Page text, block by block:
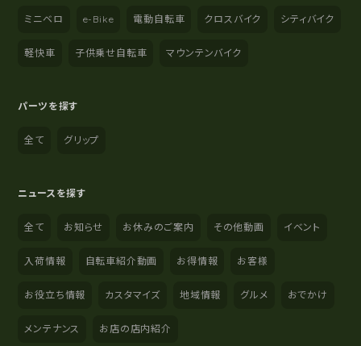
ミニベロ e-Bike 電動自転車 クロスバイク シティバイク
軽快車 子供乗せ自転車 マウンテンバイク
パーツを探す
全て グリップ
ニュースを探す
全て お知らせ お休みのご案内 その他動画 イベント
入荷情報 自転車紹介動画 お得情報 お客様
お役立ち情報 カスタマイズ 地域情報 グルメ おでかけ
メンテナンス お店の店内紹介